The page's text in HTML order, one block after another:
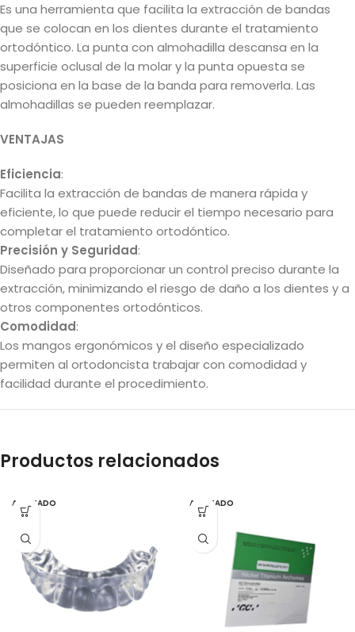
Es una herramienta que facilita la extracción de bandas
que se colocan en los dientes durante el tratamiento
ortodóntico. La punta con almohadilla descansa en la
superficie oclusal de la molar y la punta opuesta se
posiciona en la base de la banda para removerla. Las
almohadillas se pueden reemplazar.
VENTAJAS
Eficiencia:
Facilita la extracción de bandas de manera rápida y
eficiente, lo que puede reducir el tiempo necesario para
completar el tratamiento ortodóntico.
Precisión y Seguridad:
Diseñado para proporcionar un control preciso durante la
extracción, minimizando el riesgo de daño a los dientes y a
otros componentes ortodónticos.
Comodidad:
Los mangos ergonómicos y el diseño especializado
permiten al ortodoncista trabajar con comodidad y
facilidad durante el procedimiento.
Productos relacionados
AGOTADO AGOTADO